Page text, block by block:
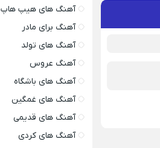
آهنگ های هیپ هاپ
آهنگ برای مادر
آهنگ های تولد
آهنگ عروس
آهنگ های باشگاه
آهنگ های غمگین
آهنگ های قدیمی
آهنگ های کردی